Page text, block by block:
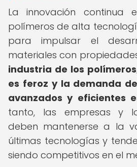
La innovación continua
polímeros de alta
para impulsar el
materiales con
industria de los
es feroz y la demanda
avanzados y eficientes
tanto, las empresas y
deben mantenerse a la
últimas tecnologías y
siendo competitivos en el